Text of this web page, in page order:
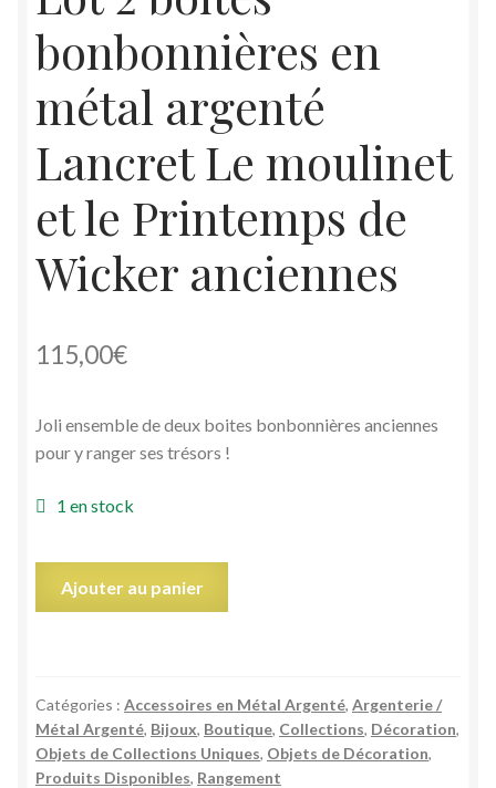
bonbonnières en
métal argenté
Lancret Le moulinet
et le Printemps de
Wicker anciennes
115,00€
Joli ensemble de deux boites bonbonnières anciennes
pour y ranger ses trésors !
1 en stock
bonbonnières
en
métal
Ajouter au panier
Catégories : Accessoires en Métal Argenté, Argenterie /
Métal Argenté, Bijoux, Boutique, Collections, Décoration,
Objets de Collections Uniques, Objets de Décoration,
Produits Disponibles, Rangement